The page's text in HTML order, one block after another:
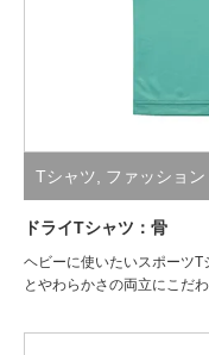
Tシャツ ファッション
ドライTシャツ：骨
ヘビーに使いたいスポーツT
とやわらかさの両立にこだ